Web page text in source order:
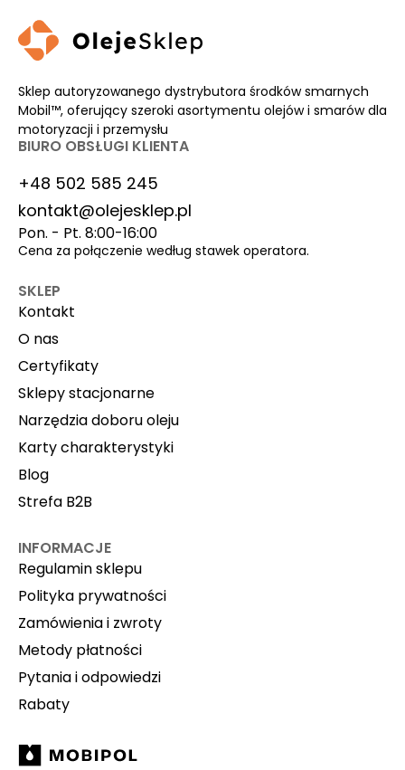
Sklep autoryzowanego dystrybutora środków smarnych
Mobil™, oferujący szeroki asortymentu olejów i smarów dla
motoryzacji i przemysłu
BIURO OBSŁUGI KLIENTA
+48 502 585 245
kontakt@olejesklep.pl
Pon. - Pt. 8:00-16:00
Cena za połączenie według stawek operatora.
SKLEP
Kontakt
O nas
Certyfikaty
Sklepy stacjonarne
Narzędzia doboru oleju
Karty charakterystyki
Blog
Strefa B2B
INFORMACJE
Regulamin sklepu
Polityka prywatności
Zamówienia i zwroty
Metody płatności
Pytania i odpowiedzi
Rabaty